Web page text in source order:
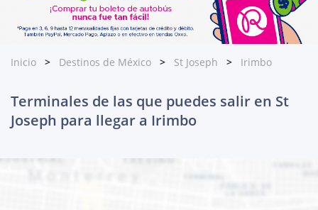
Inicio Destinos de México St Joseph Irimbo
Terminales de las que puedes salir en St
Joseph para llegar a Irimbo